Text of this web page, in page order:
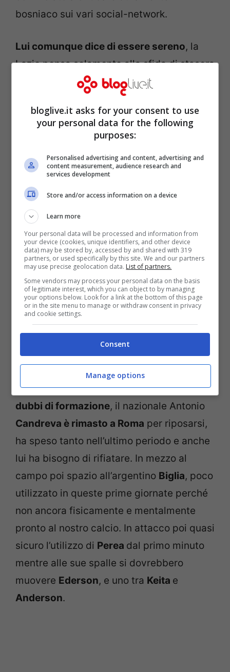
bosniaco sui vari social-network.
Lui comunque dice di essere sereno, la
Lazio pensa solamente alla sfida di stasera
Legia:“Non mi interessano, sono
solo voci di corridoio e non c’è niente di
confermato. Quello che conta è solo che
abbiamo una partita molto importante e
girone, magari da prima in classifica. Lo
abbiamo visto l’anno scorso che superato il
girone, giocare in casa la seconda partita
può portare dei vantaggi”
In merito alla partita poiha sciolto alcuni
dubbi di formazione, il nazionale Antonio
Candreva è rimasto a Roma per riposarsi,
ha speso tanto nell’ultimo periodo e anche
lui ha bisogno di rifiatare. In mezzo al
campo poi spazio all’argentino Biglia, poco
utilizzato in queste prime giornate perché
non ancora fisicamente e mentalmente
pronto al nostro calcio. In attacco poi quasi
sicuro l’utilizzo di Perea dal primo minuto
mentre alle sue spalle si dovrebbero
muovere Ederson, e uno tra Keita e
Anderson.
bloglive.it asks for your consent to use
your personal data for the following
purposes:
Personalised advertising and content, advertising and
content measurement, audience research and
services development
Store and/or access information on a device
Learn more
Your personal data will be processed and information from
your device (cookies, unique identifiers, and other device
data) may be stored by, accessed by and shared with 319
partners, or used specifically by this site. We and our partners
may use precise geolocation data. List of partners.
Some vendors may process your personal data on the basis
of legitimate interest, which you can object to by managing
your options below. Look for a link at the bottom of this page
or in the site menu to manage or withdraw consent in privacy
and cookie settings.
Consent
Manage options